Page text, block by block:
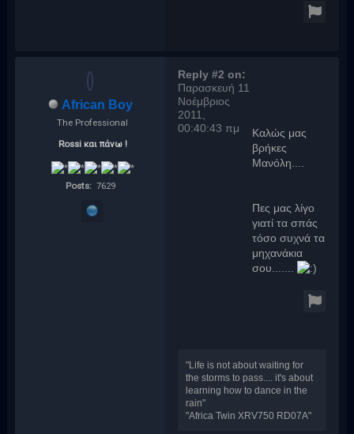
African Boy
Τhe Professional
Rossi και πάνω !
Posts: 7629
Reply #2 on:
Παρασκευή 11
Νοέμβριος
2011,
00:40:43 πμ
Καλώς μας
βρήκες
Μανόλη....
Πες μας λίγο
γιατί τα σπάς
τόσο συχνά τα
μηχανάκια
σου.......
"Life is not about waiting for
the storms to pass.... it's about
learning how to dance in the
rain"
"Africa Twin XRV750 RD07A"